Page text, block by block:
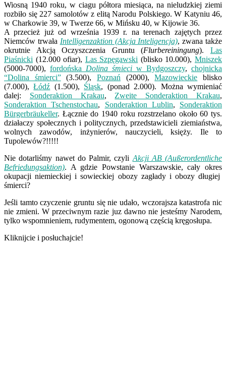
Wiosną 1940 roku, w ciagu półtora miesiąca, na nieludzkiej ziemi
rozbiło się 227 samolotów z elitą Narodu Polskiego. W Katyniu 46,
w Charkowie 39, w Twerze 66, w Mińsku 40, w Kijowie 36.
A przecież już od września 1939 r. na terenach zajętych przez
Niemców trwała Intelligenzaktion (Akcja Inteligencja), zwana także
okrutnie Akcją Oczyszczenia Gruntu (Flurbereiningung).Las
Piaśnicki (12.000 ofiar), Las Szpęgawski (blisko 10.000),Mniszek
(5000-7000), fordońska Dolina śmieci w Bydgoszczy, chojnicka
“Dolina śmierci”(3.500),Poznań (2000),Mazowieckie blisko
(7.000),Łódź (1.500), Śląsk, (ponad 2.000). Można wymieniać
dalej: Sonderaktion Krakau, Zweite Sonderaktion Krakau,
Sonderaktion Tschenstochau, Sonderaktion Lublin, Sonderaktion
Bürgerbräukeller. Łącznie do 1940 roku rozstrzelano około 60 tys.
działaczy społecznych i politycznych, przedstawicieli ziemiaństwa,
wolnych zawodów, inżynierów, nauczycieli, księży. Ile to
Tupolewów?!!!!!
Nie dotarliśmy nawet do Palmir, czyli Akcji AB (Außerordentliche
Befriedungsaktion). A gdzie Powstanie Warszawskie, cały okres
okupacji niemieckiej i sowieckiej obozy zagłady i obozy długiej
śmierci?
Jeśli tamto czyczenie gruntu się nie udało, wczorajsza katastrofa nic
nie zmieni. W przeciwnym razie juz dawno nie jesteśmy Narodem,
tylko wspomnieniem, rudymentem, ogonową częścią kręgosłupa.
Kliknijcie i posłuchajcie!